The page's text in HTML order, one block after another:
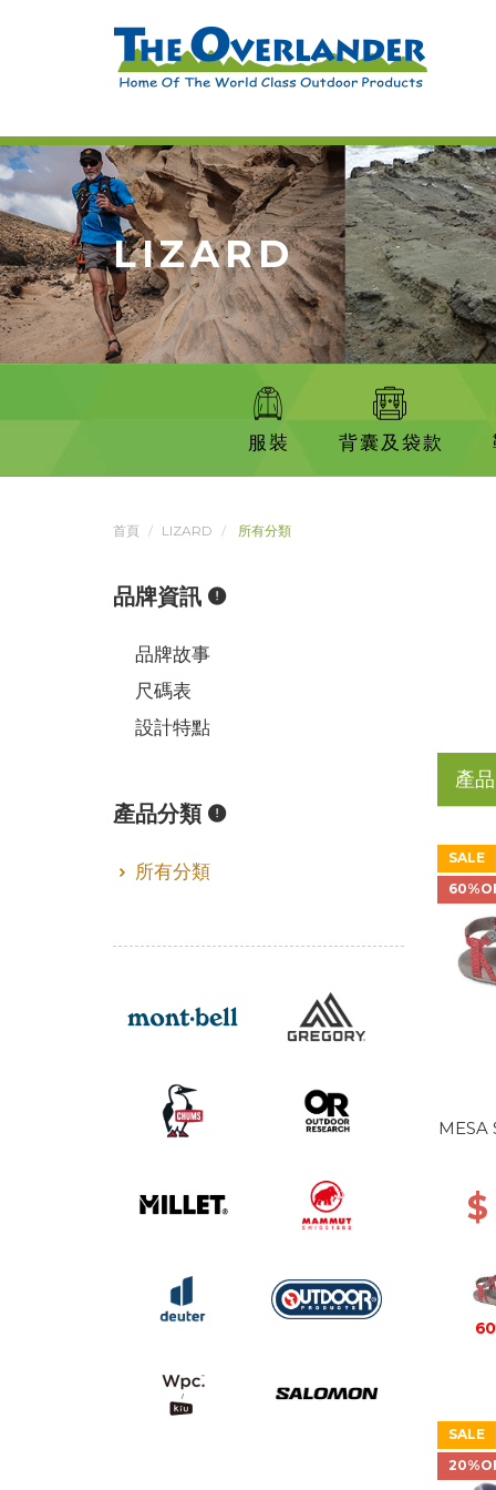
LIZARD
服裝 背囊及袋款
首頁 LIZARD 所有分類
產品
SALE
MESA
SALE
品牌資訊
品牌故事
尺碼表
設計特點
產品分類
所有分類